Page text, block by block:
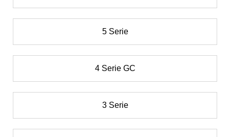
5 Serie
4 Serie GC
3 Serie